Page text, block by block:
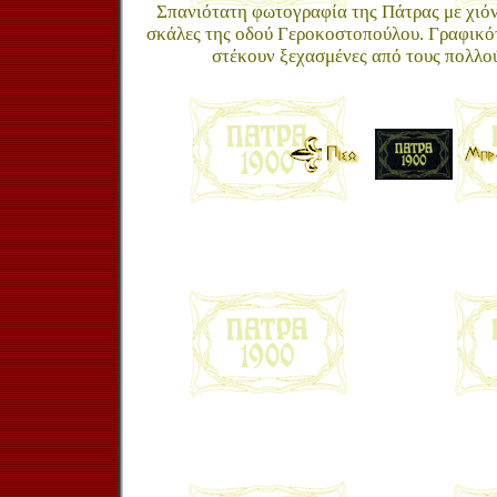
Σπανιότατη φωτογραφία της Πάτρας με
σκάλες της οδού Γεροκοστοπούλου.
στέκουν ξεχασμένες από τους